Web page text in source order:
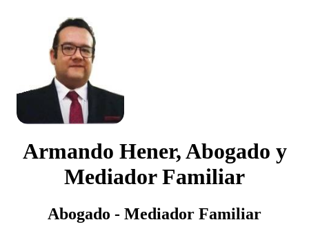
Armando Hener, Abogado y
Mediador Familiar
Abogado - Mediador Familiar